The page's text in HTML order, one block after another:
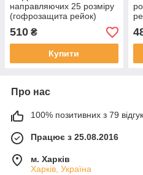
направляючих 25 розміру
(гофрозащита рейок)
510 ₴
Купити
Про нас
100% позитивних з 79
Працює з 25.08.2016
м. Харків
Харків, Україна